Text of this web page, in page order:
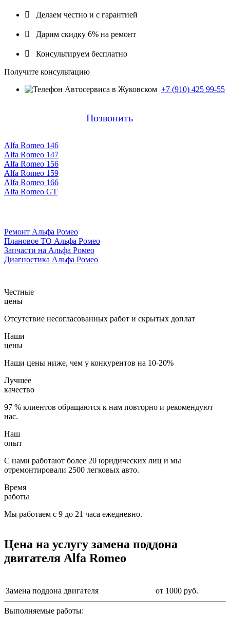
 Делаем честно и с гарантией
 Дарим скидку 6% на ремонт
 Консультируем бесплатно
Получите консультацию
+7 (910) 425 99-55
Позвонить
Alfa Romeo 146
Alfa Romeo 147
Alfa Romeo 156
Alfa Romeo 159
Alfa Romeo 166
Alfa Romeo GT
Ремонт Альфа Ромео
Плановое ТО Альфа Ромео
Запчасти на Альфа Ромео
Диагностика Альфа Ромео
Честные
цены
Отсутствие несогласованных работ и скрытых доплат
Наши
цены
Наши цены ниже, чем у конкурентов на 10-20%
Лучшее
качество
97 % клиентов обращаются к нам повторно и рекомендуют
нас.
Наш
опыт
С нами работают более 20 юридических лиц и мы
отремонтировали 2500 легковых авто.
Время
работы
Мы работаем с 9 до 21 часа ежедневно.
Цена на услугу замена поддона
двигателя Alfa Romeo
Замена поддона двигателя от 1000 руб.
Выполняемые работы: